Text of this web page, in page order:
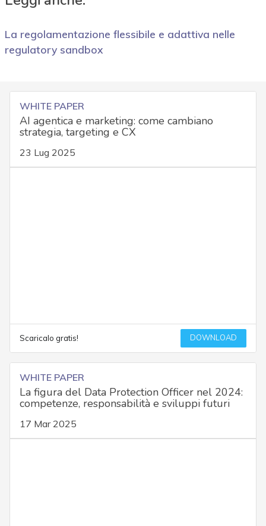
La regolamentazione flessibile e adattiva nelle
regulatory sandbox
WHITE PAPER
AI agentica e marketing: come cambiano
strategia, targeting e CX
23 Lug 2025
Scaricalo gratis! DOWNLOAD
WHITE PAPER
La figura del Data Protection Officer nel 2024:
competenze, responsabilità e sviluppi futuri
17 Mar 2025